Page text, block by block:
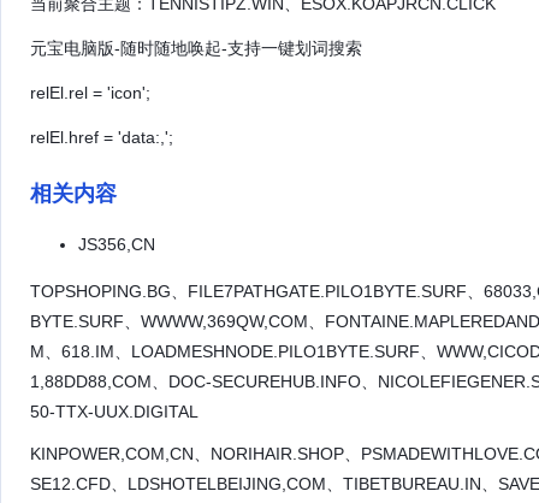
元宝电脑版-随时随地唤起-支持一键划词搜索
relEl.rel = 'icon';
relEl.href = 'data:,';
相关内容
JS356,CN
TOPSHOPING.BG、FILE7PATHGATE.PILO1BYTE.SURF、
BYTE.SURF、WWWW,369QW,COM、
M、618.IM、LOADMESHNODE.PILO1BYTE.SURF、
1,88DD88,COM、DOC-SECUREHUB.INFO、
50-TTX-UUX.DIGITAL
KINPOWER,COM,CN、NORIHAIR.SHOP、
SE12.CFD、LDSHOTELBEIJING,COM、TIBETBUREAU.IN、